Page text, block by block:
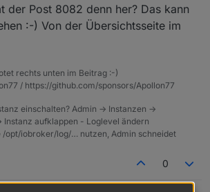
lädt wieder :)
die Vis nur wenn ich den Port :8082 weg
der Post 8082 denn her? Das kann
:-) Von der Übersichtsseite im
rechts unten im Beitrag :-)
/ https://github.com/sponsors/Apollon77
einschalten? Admin -> Instanzen ->
Instanz aufklappen - Loglevel ändern
/opt/iobroker/log/… nutzen, Admin schneidet
0